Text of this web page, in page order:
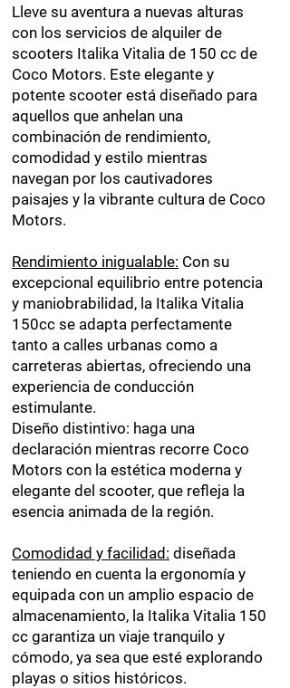
Lleve su aventura a nuevas alturas
con los servicios de alquiler de
scooters Italika Vitalia de 150 cc de
Coco Motors. Este elegante y
potente scooter está diseñado para
aquellos que anhelan una
combinación de rendimiento,
comodidad y estilo mientras
navegan por los cautivadores
paisajes y la vibrante cultura de Coco
Motors.
Rendimiento inigualable: Con su
excepcional equilibrio entre potencia
y maniobrabilidad, la Italika Vitalia
150cc se adapta perfectamente
tanto a calles urbanas como a
carreteras abiertas, ofreciendo una
experiencia de conducción
estimulante.
Diseño distintivo: haga una
declaración mientras recorre Coco
Motors con la estética moderna y
elegante del scooter, que refleja la
esencia animada de la región.
Comodidad y facilidad: diseñada
teniendo en cuenta la ergonomía y
equipada con un amplio espacio de
almacenamiento, la Italika Vitalia 150
cc garantiza un viaje tranquilo y
cómodo, ya sea que esté explorando
playas o sitios históricos.